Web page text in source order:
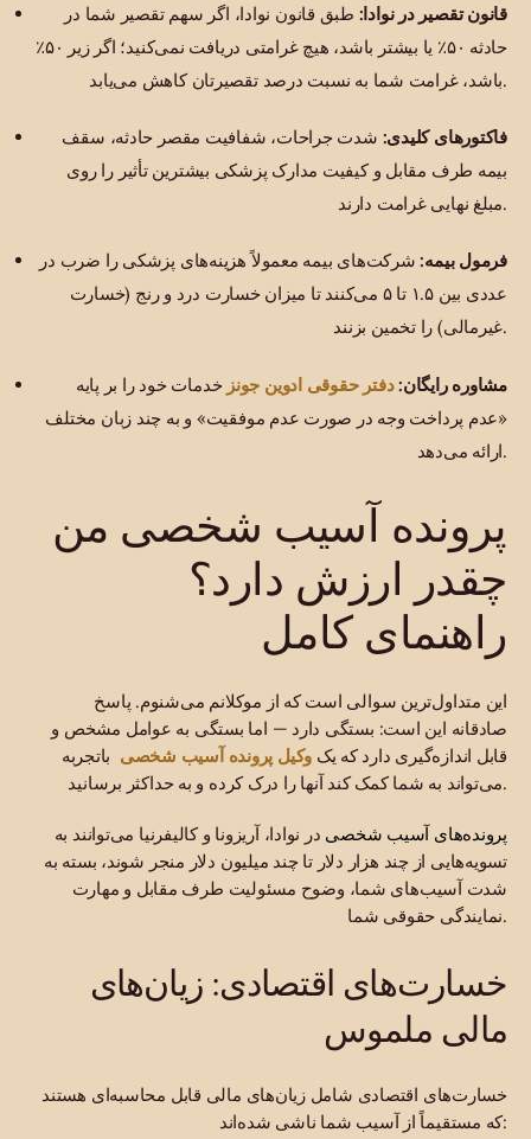
قانون تقصیر در نوادا: طبق قانون نوادا، اگر سهم تقصیر شما در
حادثه ۵۰٪ یا بیشتر باشد، هیچ غرامتی دریافت نمی‌کنید؛ اگر زیر ۵۰٪
باشد، غرامت شما به نسبت درصد تقصیرتان کاهش می‌یابد.
فاکتورهای کلیدی: شدت جراحات، شفافیت مقصر حادثه، سقف
بیمه طرف مقابل و کیفیت مدارک پزشکی بیشترین تأثیر را روی
مبلغ نهایی غرامت دارند.
فرمول بیمه:شرکت‌های بیمه معمولاً هزینه‌های پزشکی را ضرب در
عددی بین ۱.۵ تا ۵ می‌کنند تا میزان خسارت درد و رنج (خسارت
غیرمالی) را تخمین بزنند.
مشاوره رایگان:دفتر حقوقی ادوین جونز خدمات خود را بر پایه
«عدم پرداخت وجه در صورت عدم موفقیت» و به چند زبان مختلف
ارائه می‌دهد.
پرونده آسیب شخصی من
چقدر ارزش دارد؟
راهنمای کامل
این متداول‌ترین سوالی است که از موکلانم می‌شنوم. پاسخ
صادقانه این است: بستگی دارد — اما بستگی به عوامل مشخص و
قابل اندازه‌گیری دارد که یک وکیل پرونده آسیب شخصی باتجربه
می‌تواند به شما کمک کند آنها را درک کرده و به حداکثر برسانید.
پرونده‌های آسیب شخصی در نوادا، آریزونا و کالیفرنیا می‌توانند به
تسویه‌هایی از چند هزار دلار تا چند میلیون دلار منجر شوند، بسته به
شدت آسیب‌های شما، وضوح مسئولیت طرف مقابل و مهارت
نمایندگی حقوقی شما.
خسارت‌های اقتصادی: زیان‌های
مالی ملموس
خسارت‌های اقتصادی شامل زیان‌های مالی قابل محاسبه‌ای هستند
که مستقیماً از آسیب شما ناشی شده‌اند: